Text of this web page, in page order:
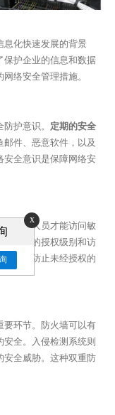
息化快速发展的背景
保护企业的信息和数据
络安全管理措施。
护意识。 定期的安全
件、恶意软件，以及
安全意识是保障网络安
授权的人员才能访问敏
定不同的授权级别和访
制可以防止未经授权的
要环节。防火墙可以有
全。入侵检测系统则
安全威胁。这种双重防
x